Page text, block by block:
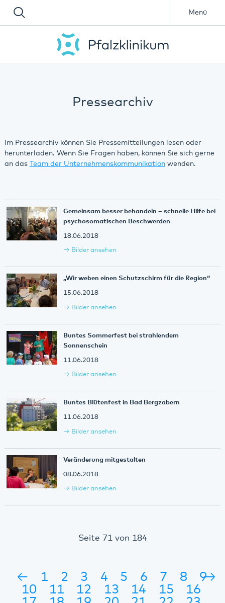
Menü
Pressearchiv
Im Pressearchiv können Sie Pressemitteilungen lesen oder
herunterladen. Wenn Sie Fragen haben, können Sie sich gerne
an das Team der Unternehmenskommunikationwenden.
Gemeinsam besser behandeln – schnelle Hilfe bei
psychosomatischen Beschwerden
18.06.2018
Bilder ansehen
„Wir weben einen Schutzschirm für die Region“
15.06.2018
Bilder ansehen
Buntes Sommerfest bei strahlendem
Sonnenschein
11.06.2018
Bilder ansehen
Buntes Blütenfest in Bad Bergzabern
11.06.2018
Bilder ansehen
Veränderung mitgestalten
08.06.2018
Bilder ansehen
Seite 71 von 184
← 1 2 3 4 5 6 7 8
9
10
11 12 13 14 15
16
→